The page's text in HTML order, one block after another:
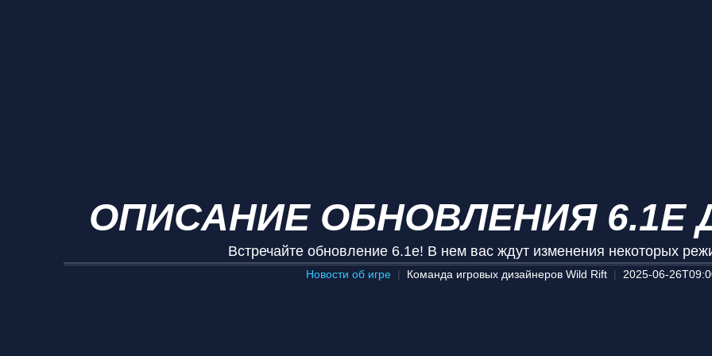
ОПИСАНИЕ ОБНОВЛЕНИЯ 6.1E
Встречайте обновление 6.1e! В нем вас ждут изменения некоторых
Новости об игре Команда игровых дизайнеров Wild Rift 2025-06-